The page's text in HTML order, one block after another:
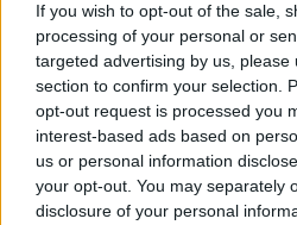
If you wish to opt-out of the sale,
processing of your personal or
targeted advertising by us, please
section to confirm your selection.
opt-out request is processed you
interest-based ads based on
us or personal information
your opt-out. You may separately
disclosure of your personal